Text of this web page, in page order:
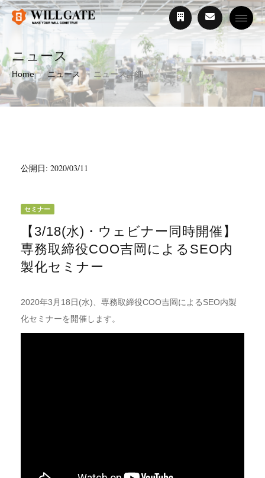
ニュース
Home ニュース ニュース詳細
公開日: 2020/03/11
セミナー
【3/18(水)・ウェビナー同時開催】
専務取締役COO吉岡によるSEO内
製化セミナー
2020年3月18日(水)、専務取締役COO吉岡によるSEO内製
化セミナーを開催します。